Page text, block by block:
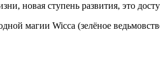
новая ступень развития, это
магии Wicca (зелёное